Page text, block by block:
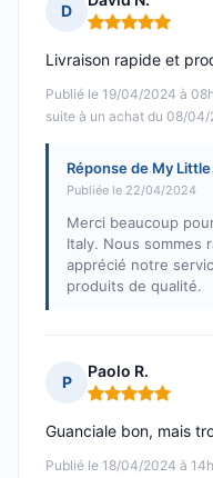
D
Note : 5 sur 5
Publié le 19/04/2024 à
suite à un achat du 08/
Livraison rapide et
Réponse de My
Publiée le 22/04/2024
Merci beaucoup
Italy. Nous sommes
apprécié notre
produits de qualité.
P
Paolo R.
Note : 5 sur 5
Publié le 18/04/2024 à
Guanciale bon, mais